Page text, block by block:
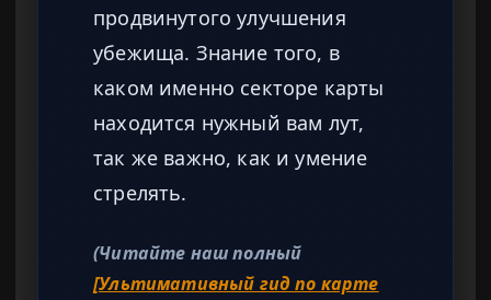
продвинутого улучшения
убежища. Знание того, в
каком именно секторе карты
находится нужный вам лут,
так же важно, как и умение
стрелять.
(Читайте наш полный
[Ультимативный гид по карте